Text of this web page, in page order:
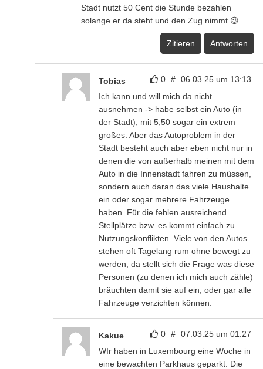
Stadt nutzt 50 Cent die Stunde bezahlen
solange er da steht und den Zug nimmt 😉
Zitieren Antworten
0 # 06.03.25 um 13:13
Tobias
Ich kann und will mich da nicht
ausnehmen -> habe selbst ein Auto (in
der Stadt), mit 5,50 sogar ein extrem
großes. Aber das Autoproblem in der
Stadt besteht auch aber eben nicht nur in
denen die von außerhalb meinen mit dem
Auto in die Innenstadt fahren zu müssen,
sondern auch daran das viele Haushalte
ein oder sogar mehrere Fahrzeuge
haben. Für die fehlen ausreichend
Stellplätze bzw. es kommt einfach zu
Nutzungskonflikten. Viele von den Autos
stehen oft Tagelang rum ohne bewegt zu
werden, da stellt sich die Frage was diese
Personen (zu denen ich mich auch zähle)
bräuchten damit sie auf ein, oder gar alle
Fahrzeuge verzichten können.
0 # 07.03.25 um 01:27
Kakue
WIr haben in Luxembourg eine Woche in
eine bewachten Parkhaus geparkt. Die